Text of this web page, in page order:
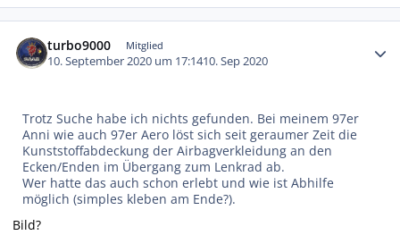
turbo9000 Mitglied
10. September 2020 um 17:1410. Sep 2020
Trotz Suche habe ich nichts gefunden. Bei meinem 97er
Anni wie auch 97er Aero löst sich seit geraumer Zeit die
Kunststoffabdeckung der Airbagverkleidung an den
Ecken/Enden im Übergang zum Lenkrad ab.
Wer hatte das auch schon erlebt und wie ist Abhilfe
möglich (simples kleben am Ende?).
Bild?